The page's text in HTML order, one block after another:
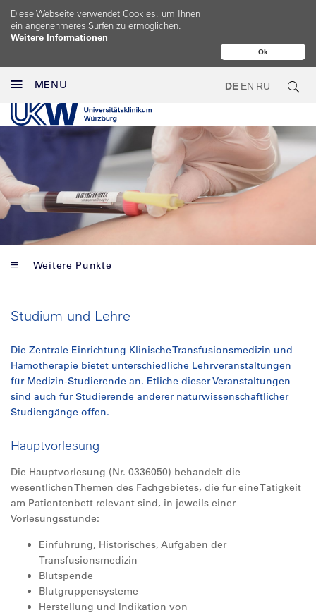
Ok
Diese Webseite verwendet Cookies, um Ihnen
ein angenehmeres Surfen zu ermöglichen.
Weitere Informationen
MENU DE EN RU
Weitere Punkte
Studium und Lehre
Die Zentrale Einrichtung Klinische Transfusionsmedizin und
Hämotherapie bietet unterschiedliche Lehrveranstaltungen
für Medizin-Studierende an. Etliche dieser Veranstaltungen
sind auch für Studierende anderer naturwissenschaftlicher
Studiengänge offen.
Hauptvorlesung
Die Hauptvorlesung (Nr. 0336050) behandelt die
wesentlichen Themen des Fachgebietes, die für eine Tätigkeit
am Patientenbett relevant sind, in jeweils einer
Vorlesungsstunde:
Einführung, Historisches, Aufgaben der
Transfusionsmedizin
Blutspende
Blutgruppensysteme
Herstellung und Indikation von